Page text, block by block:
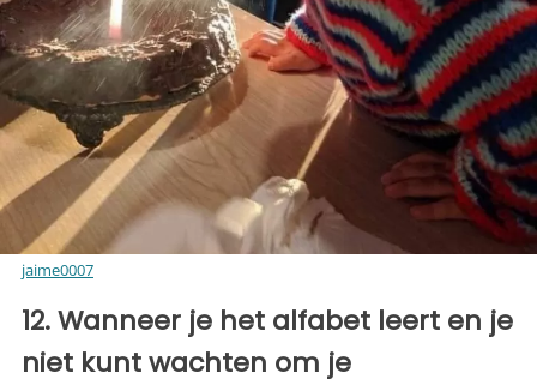
jaime0007
12. Wanneer je het alfabet leert en je
niet kunt wachten om je